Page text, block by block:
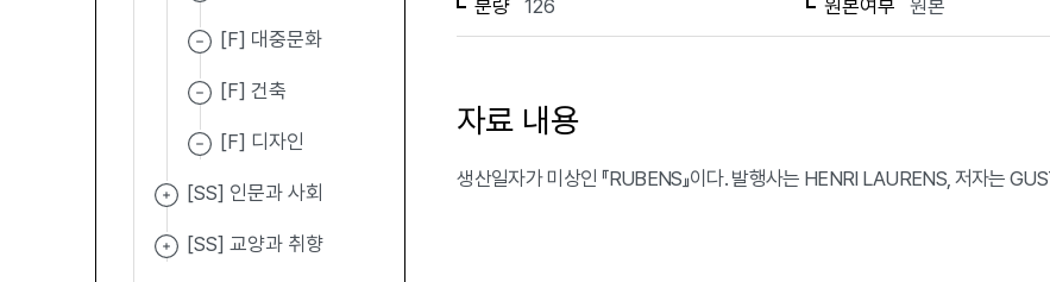
[F] 대중문화
[F] 건축
[F] 디자인
[SS] 인문과 사회
[SS] 교양과 취향
분량 126 원본여부 원본
자료 내용
생산일자가 미상인 『RUBENS』이다. 발행사는 HENRI LAURENS, 저자는